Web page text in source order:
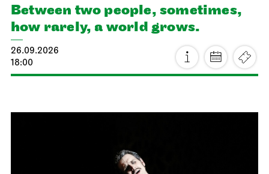
Between two people, sometimes,
how rarely, a world grows.
26.09.2026
18:00